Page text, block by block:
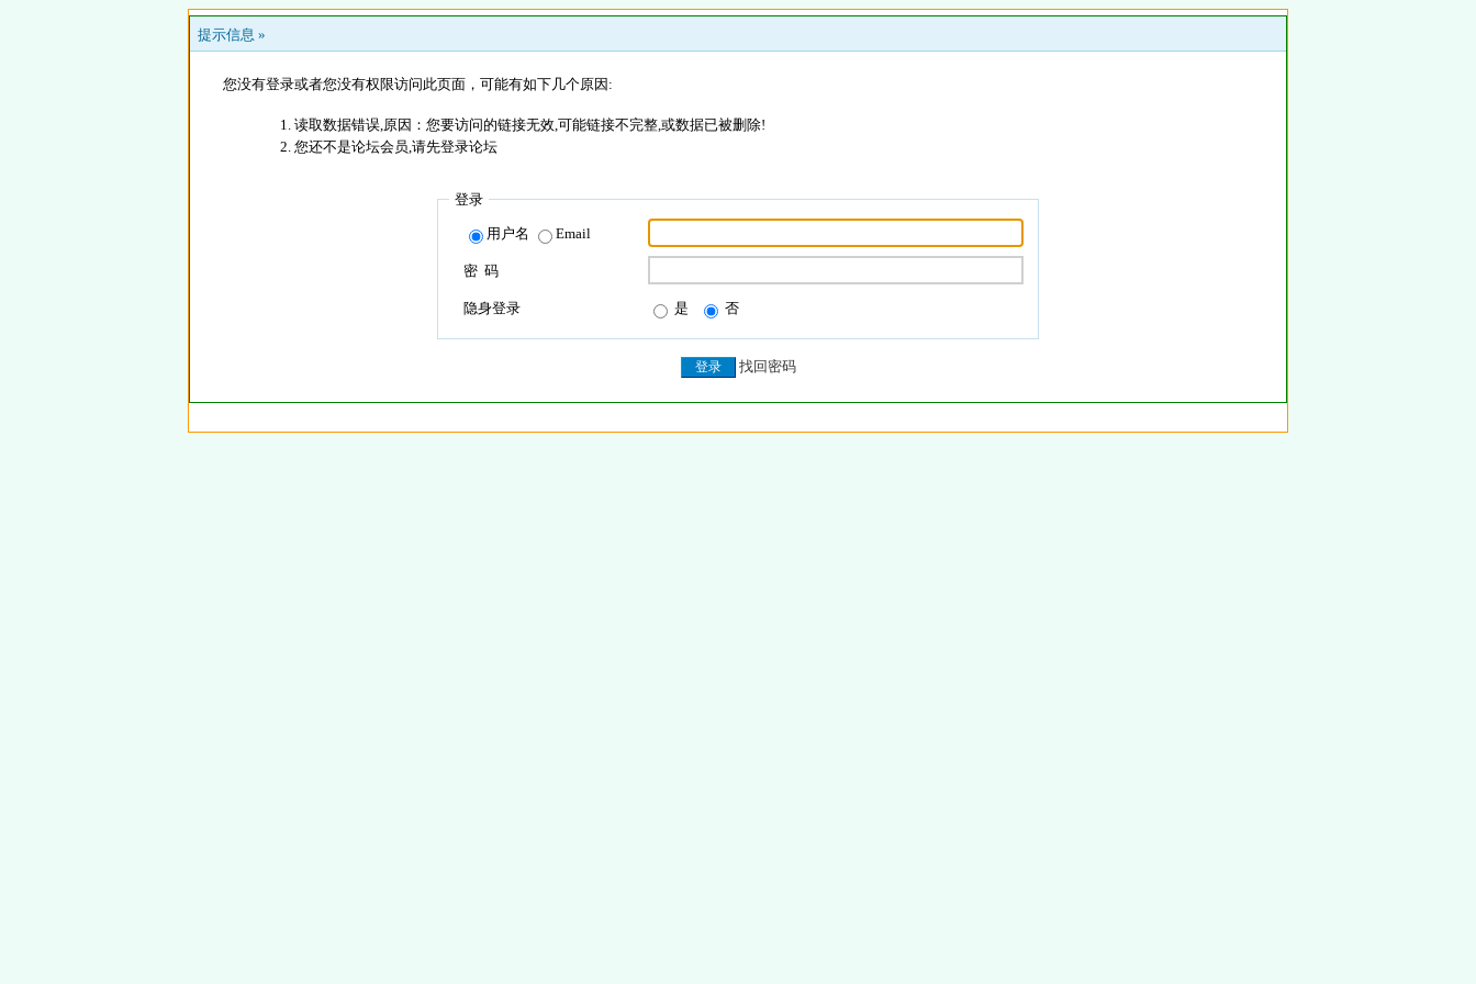
提示信息 »
您没有登录或者您没有权限访问此页面，可能有如下几个原因:
读取数据错误,原因：您要访问的链接无效,可能链接不完整,或数据已被删除!
您还不是论坛会员,请先登录论坛
登录
用户名 Email
密 码
隐身登录 是 否
找回密码